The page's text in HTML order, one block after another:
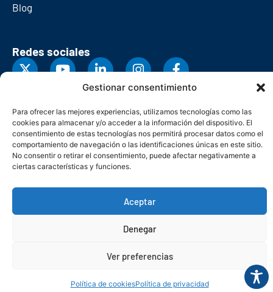
Gestionar consentimiento
Para ofrecer las mejores experiencias, utilizamos tecnologías como las
cookies para almacenar y/o acceder a la información del dispositivo. El
consentimiento de estas tecnologías nos permitirá procesar datos como el
comportamiento de navegación o las identificaciones únicas en este sitio.
No consentir o retirar el consentimiento, puede afectar negativamente a
ciertas características y funciones.
Aceptar
Denegar
Ver preferencias
Política de cookiesPolítica de privacidad
Blog
Redes sociales
© Copyright 2026. Federación Asturiana de Empresarios
Política de cookies